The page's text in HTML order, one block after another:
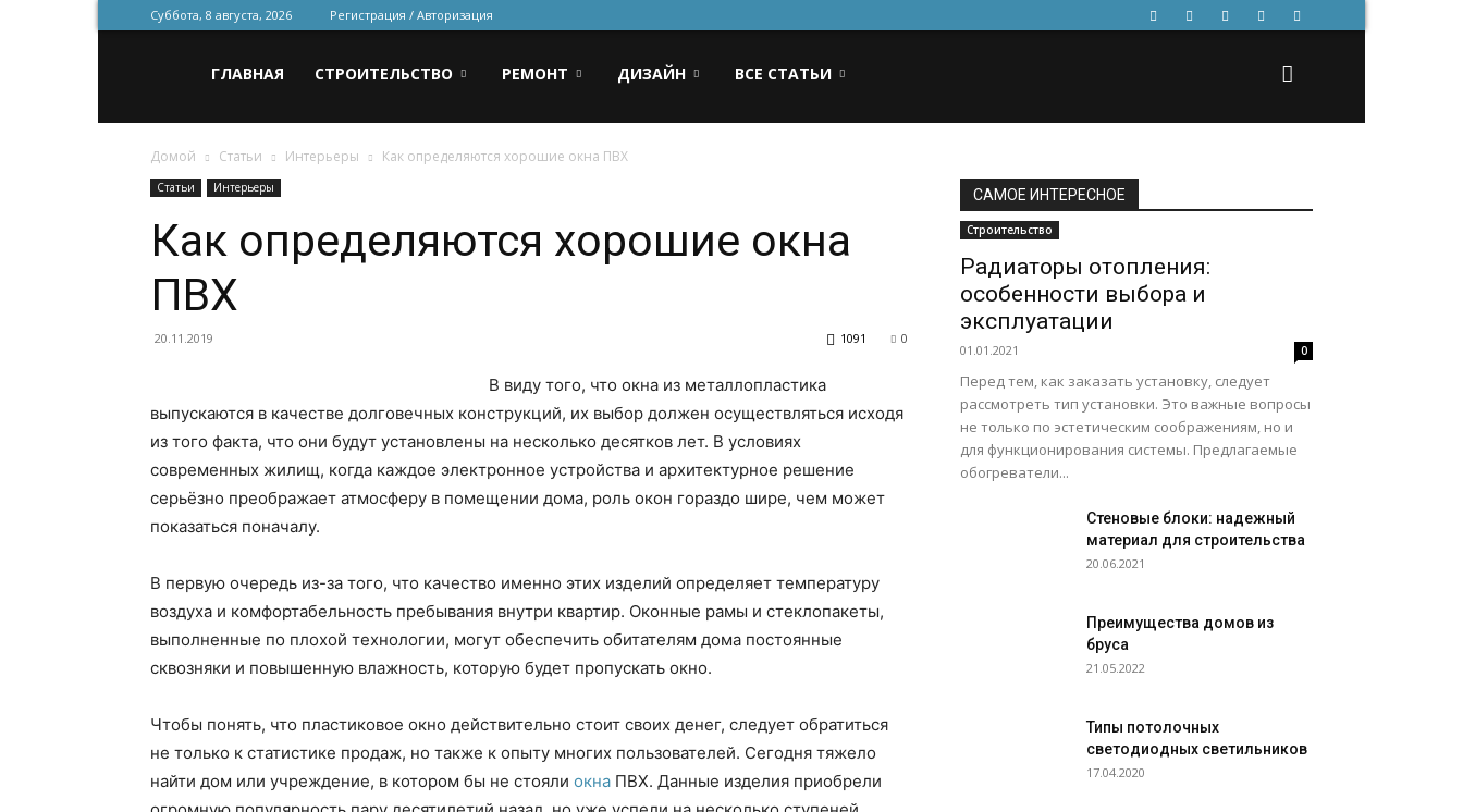
Суббота, 8 августа, 2026 Регистрация / Авторизация
для
строительства
и
ремонта
ГЛАВНАЯ СТРОИТЕЛЬСТВО РЕМОНТ ДИЗАЙН ВСЕ СТАТЬИ
Домой Статьи Интерьеры Как определяются хорошие окна ПВХ
Статьи Интерьеры
Как определяются хорошие окна
ПВХ
20.11.2019 0
1091
В виду того, что окна из металлопластика
выпускаются в качестве долговечных конструкций, их выбор должен осуществляться исходя
из того факта, что они будут установлены на несколько десятков лет. В условиях
современных жилищ, когда каждое электронное устройства и архитектурное решение
серьёзно преображает атмосферу в помещении дома, роль окон гораздо шире, чем может
показаться поначалу.
В первую очередь из-за того, что качество именно этих изделий определяет температуру
воздуха и комфортабельность пребывания внутри квартир. Оконные рамы и стеклопакеты,
выполненные по плохой технологии, могут обеспечить обитателям дома постоянные
сквозняки и повышенную влажность, которую будет пропускать окно.
Чтобы понять, что пластиковое окно действительно стоит своих денег, следует обратиться
не только к статистике продаж, но также к опыту многих пользователей. Сегодня тяжело
найти дом или учреждение, в котором бы не стояли окна ПВХ. Данные изделия приобрели
САМОЕ ИНТЕРЕСНОЕ
Строительство
Радиаторы отопления:
особенности выбора и
эксплуатации
01.01.2021 0
Перед тем, как заказать установку, следует
рассмотреть тип установки. Это важные вопросы
не только по эстетическим соображениям, но и
для функционирования системы. Предлагаемые
обогреватели...
Стеновые блоки: надежный
материал для строительства
20.06.2021
Преимущества домов из
бруса
21.05.2022
Типы потолочных
светодиодных светильников
17.04.2020